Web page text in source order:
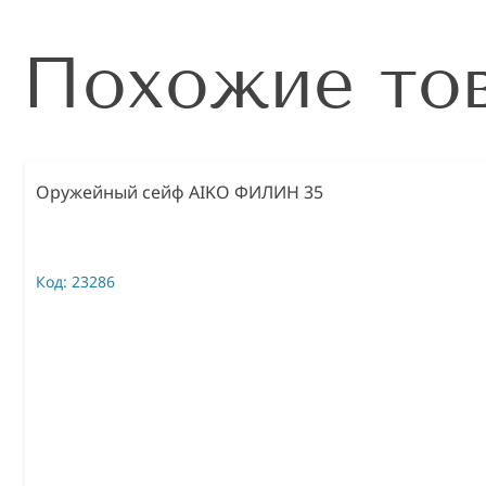
Похожие
Оружейный сейф AIKO ФИЛИН 35
Код: 23286